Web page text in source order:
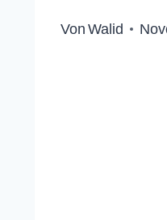
Von Walid